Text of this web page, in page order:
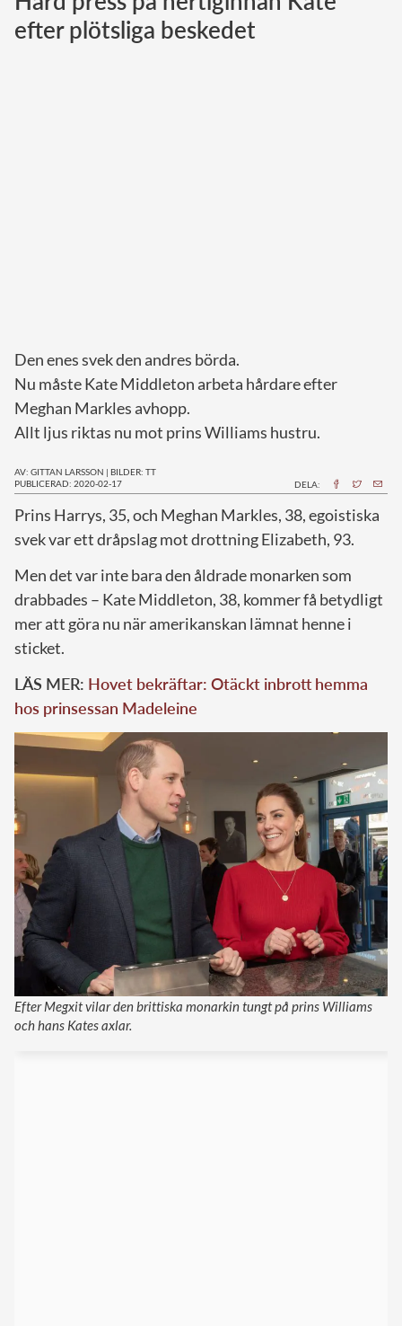
Norska kungahuset
efter plötsliga beskedet
Den enes svek den andres börda.
Nu måste Kate Middleton arbeta hårdare efter
Meghan Markles avhopp.
Allt ljus riktas nu mot prins Williams hustru.
AV: GITTAN LARSSON | BILDER: TT
PUBLICERAD: 2020-02-17
DELA:
Prins Harrys, 35, och Meghan Markles, 38, egoistiska
svek var ett dråpslag mot drottning Elizabeth, 93.
Men det var inte bara den åldrade monarken som
drabbades – Kate Middleton, 38, kommer få betydligt
mer att göra nu när amerikanskan lämnat henne i
sticket.
LÄS MER: Hovet bekräftar: Otäckt inbrott hemma
hos prinsessan Madeleine
Efter Megxit vilar den brittiska monarkin tungt på prins Williams
och hans Kates axlar.